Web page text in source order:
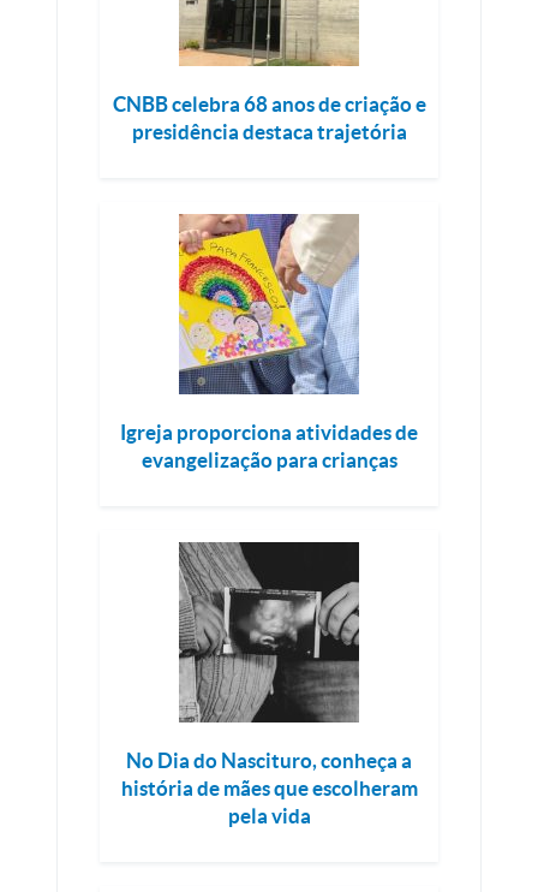
CNBB celebra 68 anos de criação e
presidência destaca trajetória
Igreja proporciona atividades de
evangelização para crianças
No Dia do Nascituro, conheça a
história de mães que escolheram
pela vida